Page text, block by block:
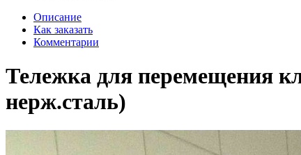
Описание
Как заказать
Комментарии
Тележка для перемещения
нерж.сталь)